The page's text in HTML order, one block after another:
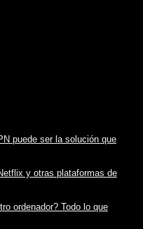
puede ser la solución que
y otras plataformas de
ordenador? Todo lo que